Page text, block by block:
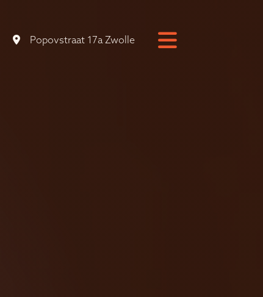
Popovstraat 17a Zwolle